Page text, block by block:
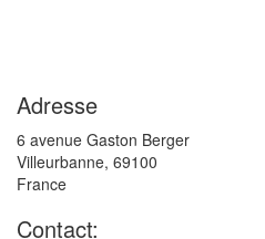
Adresse
6 avenue Gaston Berger
Villeurbanne, 69100
France
Contact: